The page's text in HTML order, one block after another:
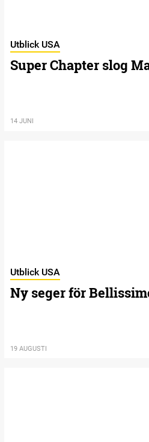
Utblick USA
Super Chapter slog
14 JUNI
Utblick USA
Ny seger för
19 AUGUSTI